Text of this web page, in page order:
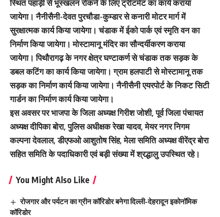
स्थित पहाड़ी से भूस्खलन रोकने के लिए ट्रीटमेंट का कार्य कराया
जायेगा। नैनीसैनी-देवत पुरचौडा-कुम्डार से कनारी मोटर मार्ग में
सुरक्षात्मक कार्य किया जायेगा। चंडाक में ईको पार्क एवं स्मृति वन का
निर्माण किया जायेगा। मोस्टामानू मंदिर का सौन्दर्यीकरण कराया
जायेगा। पिथौरागढ़ के नगर क्षेत्र घण्टाकर्ण से चंडाक तक सड़क के
डबल कटिंग का कार्य किया जायेगा। ग्राम हलपाटी से मोस्टामानू तक
सड़क का निर्माण कार्य किया जायेगा। नैनीसैनी एयरपोर्ट के निकट सिटी
गार्डन का निर्माण कार्य किया जायेगा।
इस अवसर पर भाजपा के जिला अध्यक्ष गिरीश जोशी, पूर्व जिला पंचायत
अध्यक्ष दीपिका बोरा, पुलिस अधीक्षक रेखा यादव, मेयर नगर निगम
कल्पना देवलाल, डीएफओ आशुतोष सिंह, मेला समिति अध्यक्ष वीरेंद्र बोरा
सहित समिति के पदाधिकारी एवं बड़ी संख्या में श्रद्धालु उपस्थित रहे।
You Might Also Like
रोजगार और पर्यटन का ग्रीन कॉरिडोर बनेगा दिल्ली-देहरादून इकोनॉमिक
कॉरिडोर